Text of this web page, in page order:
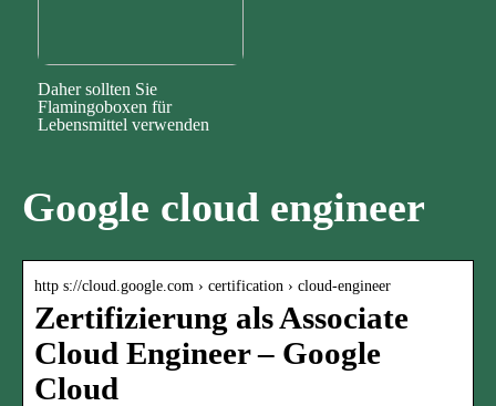
Daher sollten Sie
Flamingoboxen für
Lebensmittel verwenden
Google cloud engineer
http s://cloud.google.com › certification › cloud-engineer
Zertifizierung als Associate
Cloud Engineer – Google
Cloud